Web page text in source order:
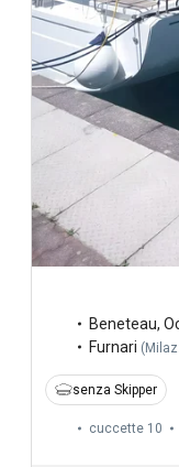
Beneteau,
Furnari (
senza Skipper
cuccette 10